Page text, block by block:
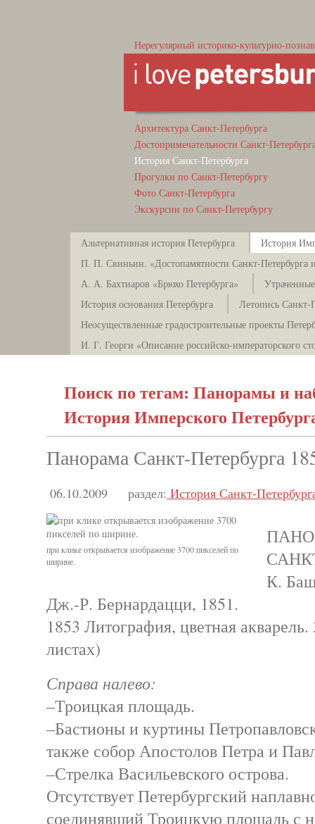
Нерегулярный историко-культурно-
Архитектура Санкт-Петербурга
Достопримечательности Санкт-
История Санкт-Петербурга
Прогулки по Санкт-Петербургу
Фото Санкт-Петербурга
Экскурсии по Санкт-Петербургу
Альтернативная история Петербурга
История
П. П. Свиньин. «Достопамятности Санкт-Петербурга и
А. А. Бахтиаров «Брюхо Петербурга»
История основания Петербурга
Летопись Санкт-
Неосуществленные градостроительные проекты
И. Г. Георги «Описание российско-императорского
Поиск по тегам: Панорамы и
История Имперского
Панорама Санкт-Петербурга
06.10.2009 раздел: История Санкт-
при клике открывается изображение 3700 пикселей по
ширине.
К.
Дж.-Р. Бернардацци, 1851.
1853 Литография, цветная
листах)
Справа налево:
–Троицкая площадь.
–Бастионы и куртины
также собор Апостолов Петра и
–Стрелка Васильевского острова.
Отсутствует Петербургский
соединявший Троицкую площадь с